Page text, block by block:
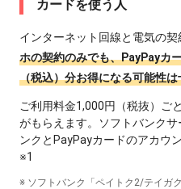
カードを使う人
インターネット回線と電気の契
ホの契約のみでも、PayPayカ
（税込）分お得になる可能性
ご利用料金1,000円（税抜）ご
がもらえます。ソフトバンク
ンクとPayPayカードのアカウ
※1
※ ソフトバンク「ペイトク2/テイガ